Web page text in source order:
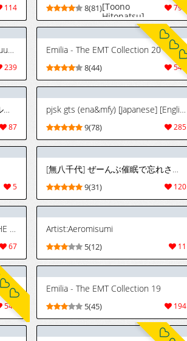
114 798
8(81)[Toono
Hitonatsu]
Yachiru-san wa
Homeru to
Nobiru | 八千
流小姐一被夸奖
碎品个人汉化]
[Miura Tadahiro] Yuragi-sou no Yuuna-san manga fanservice compilation Vol. 1-10 [Color]
239
Emilia - The EMT Collection 20
544
8(44)
[MICO] エレン・ジョー vore フルツアー
87
pjsk gts (ena&mfy) [Japanese] [English] [Chinese]
285
9(78)
5
[無八千代] ぜーんぶ催眠で忘れさせてあげる (催眠遊戯) [心海汉化组]
120
9(31)
学園黙示録 HIGHSCHOOL OF THE DEAD SECRET BOX
67
Artist:Aeromisumi
11
5(12)
543
Emilia - The EMT Collection 19
194
5(45)